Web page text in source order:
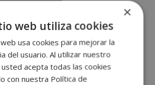
la ESCUELA MARE NOSTRUM,
condición de socios de la
máximas instituciones españolas
de calidad.
además, llevan el sello de Notario
×
web utiliza cookies
usa cookies para mejorar la
del usuario. Al utilizar nuestro
acepta todas las cookies
con nuestra Política de